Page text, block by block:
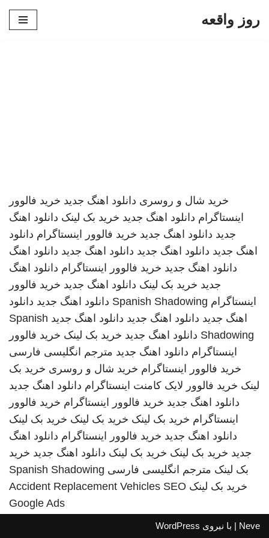
روز واقعه
خرید شال و روسری دانلود اهنگ جدید خرید فالوور
اینستاگرام دانلود اهنگ جدید خرید بک لینک دانلود اهنگ
جدید دانلود اهنگ جدید خرید فالوور اینستاگرام دانلود
اهنگ جدید دانلود اهنگ جدید دانلود اهنگ جدید دانلود اهنگ
دانلود اهنگ جدید خرید فالوور اینستاگرام دانلود اهنگ
جدید خرید بک لینک دانلود اهنگ جدید خرید فالوور
اینستاگرام Spanish Shadowing دانلود اهنگ جدید دانلود
اهنگ جدید دانلود اهنگ جدید دانلود اهنگ جدید Spanish
Shadowing دانلود اهنگ جدید خرید بک لینک خرید فالوور
اینستاگرام دانلود اهنگ جدید مترجم انگلیسی فارسی
خرید فالوور اینستاگرام خرید شال و روسری خرید بک
لینک خرید فالوور لایک کامنت اینستاگرام دانلود اهنگ جدید
دانلود اهنگ جدید خرید فالوور اینستاگرام خرید فالوور
اینستاگرام خرید بک لینک خرید بک لینک خرید بک لینک
دانلود اهنگ جدید خرید فالوور اینستاگرام دانلود اهنگ
جدید خرید بک لینک خرید بک لینک دانلود اهنگ جدید خرید
بک لینک مترجم انگلیسی فارسی Spanish Shadowing
خرید بک لینک
Accident Replacement Vehicles SEO
Google Ads
Neve | با نیروی WordPress